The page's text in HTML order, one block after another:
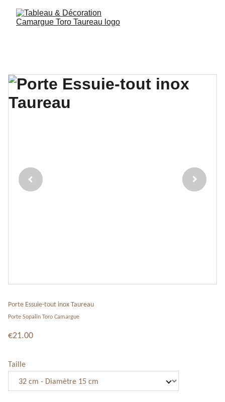
Porte Essuie-tout inox Taureau
Porte Sopalin Toro Camargue
€21.00
Taille